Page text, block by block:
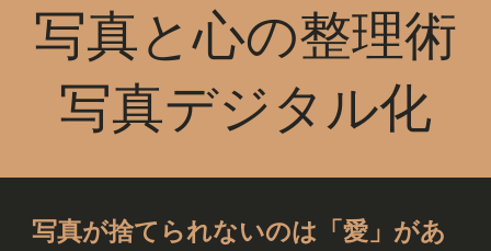
写真と心の整理術
写真デジタル化
写真が捨てられないのは「愛」があ